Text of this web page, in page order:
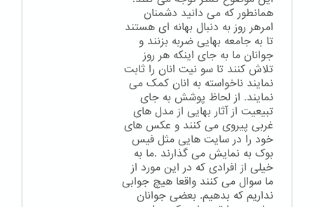
همانطور که می دانید دشمنان
امرهر روز به دنبال بهانه ای هستند
تا به جامعه بهایی ضربه بزنند و
جوانان ما به جای اینکه هر روز
تلاش کنند تا سو نیت انان را ثابت
نمایند ناخواسته به انان کمک می
نمایند. از لحاظ پوشش به جای
تبیعیت از آثار بهایی از مدل های
غربی پیروی می کنند و عکس های
خود را در سایت هایی مثل فیس
بوک به نمایش می گذارند .ما به
خیلی از افرادی که در این مورد از
ما سوال می کنند واقعا هیچ جوابی
نداریم که بدهیم. بعضی جوانان